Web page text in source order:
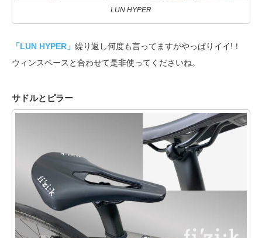
LUN HYPER
「LUN HYPER」 繰り返し何度も言ってますがやっぱりイイ!！
ウィンスペースと合わせて是非使ってくださいね。
サドルとピラー